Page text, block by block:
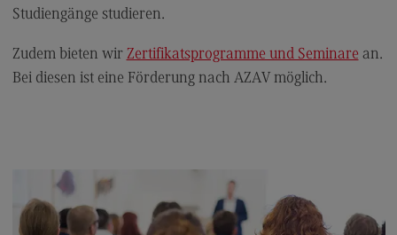
Elektrotechnik und Informationstechnik
Elektrotechnik und Informationstechnik
Profil-O-Mat Elektrotechnik und
Berufsperspektiven
Kontakt
Studiengänge studieren.
Zudem bieten wir Zertifikatsprogramme und Seminare an.
Bei diesen ist eine Förderung nach AZAV möglich.